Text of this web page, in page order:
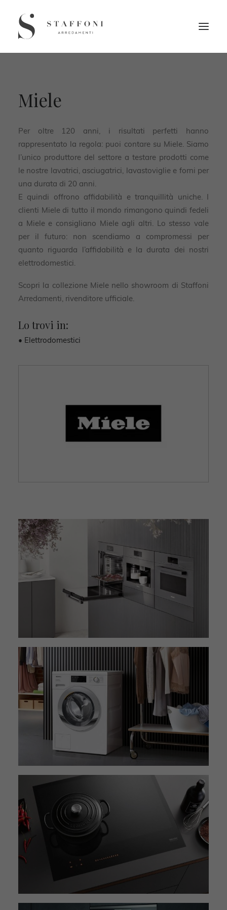
Miele
Per oltre 120 anni, i risultati perfetti hanno
rappresentato la regola: puoi contare su Miele. Siamo
l’unico produttore del settore a testare prodotti come
le nostre lavatrici, asciugatrici, lavastoviglie e forni per
una durata di 20 anni.
E quindi offrono affidabilità e tranquillità uniche. I
clienti Miele di tutto il mondo rimangono quindi fedeli
a Miele e consigliano Miele agli altri. Lo stesso vale
per il futuro: non scendiamo a compromessi per
quanto riguarda l’affidabilità e la durata dei nostri
elettrodomestici.
Scopri la collezione Miele nello showroom di Staffoni
Arredamenti, rivenditore ufficiale.
Lo trovi in:
• Elettrodomestici